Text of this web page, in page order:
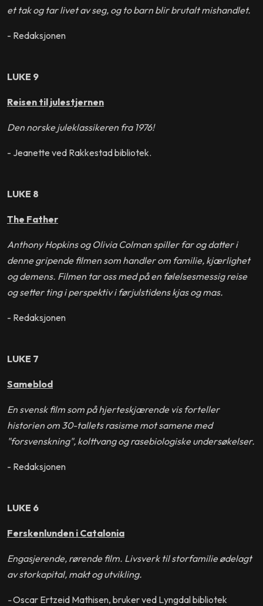
et tak og tar livet av seg, og to barn blir brutalt mishandlet.
- Redaksjonen
LUKE 9
Reisen til julestjernen
Den norske juleklassikeren fra 1976!
- Jeanette ved Rakkestad bibliotek.
LUKE 8
The Father
Anthony Hopkins og Olivia Colman spiller far og datter i
denne gripende filmen som handler om familie, kjærlighet
og demens. Filmen tar oss med på en følelsesmessig reise
og setter ting i perspektiv i førjulstidens kjas og mas.
- Redaksjonen
LUKE 7
Sameblod
En svensk film som på hjerteskjærende vis forteller
historien om 30-tallets rasisme mot samene med
"forsvenskning", kolttvang og rasebiologiske undersøkelser.
- Redaksjonen
LUKE 6
Ferskenlunden i Catalonia
Engasjerende, rørende film. Livsverk til storfamilie ødelagt
av storkapital, makt og utvikling.
-Oscar Ertzeid Mathisen, bruker ved Lyngdal bibliotek